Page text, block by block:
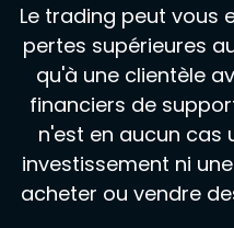
Le trading peut vous
pertes supérieures
qu'à une clientèle
financiers de
n'est en aucun cas
investissement ni
acheter ou vendre